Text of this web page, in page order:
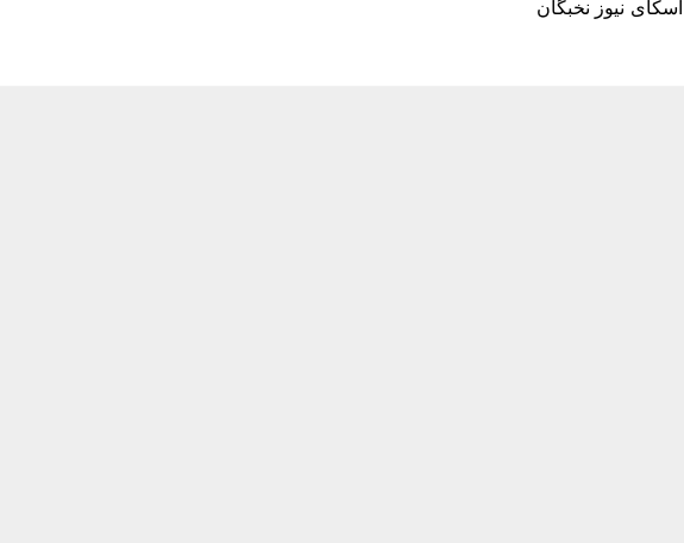
اسکای نیوز نخبگان